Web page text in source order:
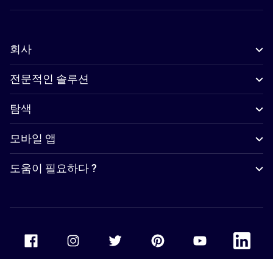
회사
전문적인 솔루션
탐색
모바일 앱
도움이 필요하다 ?
Accor Youtube
Accor